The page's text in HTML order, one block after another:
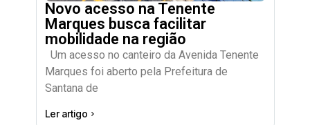
Novo acesso na Tenente
Marques busca facilitar
mobilidade na região
Um acesso no canteiro da Avenida Tenente
Marques foi aberto pela Prefeitura de
Santana de
Ler artigo